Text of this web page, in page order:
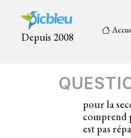
Depuis 2008
pour la
comprend
est pas